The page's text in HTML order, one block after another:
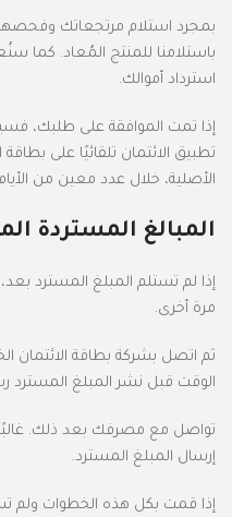
بمجرد استلام مرتجعاتك
باستلامنا للمنتج المُعاد. كما
استرداد أموالك.
إذا تمت الموافقة على طلبك،
تطبيق الائتمان تلقائيًا على
الأصلية، خلال عدد معين من
المبالغ المستردة
إذا لم تستلم المبلغ المسترد
مرة أخرى.
ثم اتصل بشركة بطاقة الائتمان
الوقت قبل نشر المبلغ المسترد
تواصل مع مصرفك بعد ذلك.
إرسال المبلغ المسترد.
إذا قمت بكل هذه الخطوات ولم